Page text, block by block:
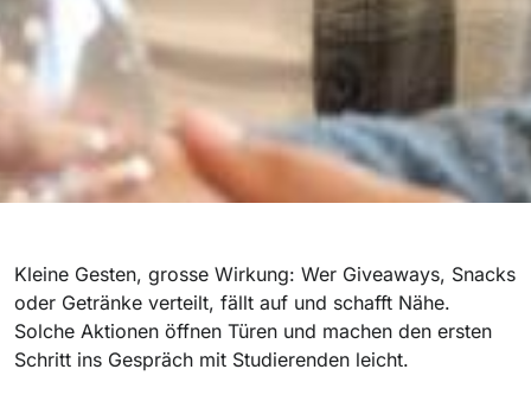
Kleine Gesten, grosse Wirkung: Wer Giveaways, Snacks
oder Getränke verteilt, fällt auf und schafft Nähe.
Solche Aktionen öffnen Türen und machen den ersten
Schritt ins Gespräch mit Studierenden leicht.